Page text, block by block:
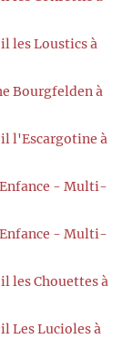
les Loustics à
Bourgfelden à
l'Escargotine à
- Multi-
- Multi-
les Chouettes à
Les Lucioles à